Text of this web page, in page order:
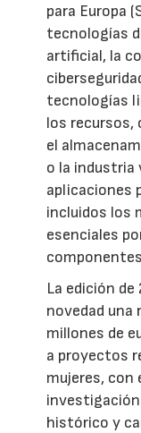
para Europa
tecnologías
artificial, la
tecnologías
los recursos,
el
o la industria
aplicaciones
incluidos los
esenciales
La edición
novedad una
millones de
a proyectos
mujeres, con
histórico y